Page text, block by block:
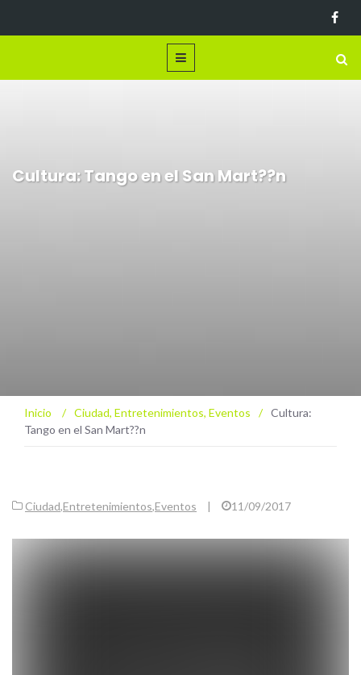
Cultura: Tango en el San Mart??n
Inicio / Ciudad, Entretenimientos, Eventos / Cultura:
Tango en el San Mart??n
Ciudad,Entretenimientos,Eventos | 11/09/2017